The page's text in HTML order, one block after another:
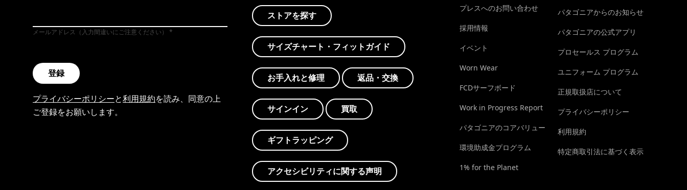
メールアドレス（入力間違いにご注意ください）
登録
プライバシーポリシーと利用規約を読み、同意の上
ご登録をお願いします。
ストアを探す
サイズチャート・フィットガイド
お手入れと修理 返品・交換
サインイン 買取
ギフトラッピング
アクセシビリティに関する声明
プレスへのお問い合わせ
採用情報
イベント
Worn Wear
FCDサーフボード
Work in Progress Report
パタゴニアのコアバリュー
環境助成金プログラム
1% for the Planet
パタゴニアからのお知らせ
パタゴニアの公式アプリ
プロセールス プログラム
ユニフォーム プログラム
正規取扱店について
プライバシーポリシー
利用規約
特定商取引法に基づく表示